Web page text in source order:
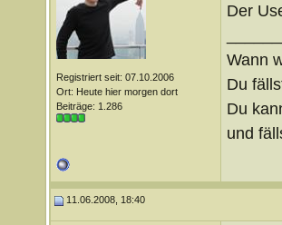
Registriert seit: 07.10.2006
Ort: Heute hier morgen dort
Beiträge: 1.286
Der
Wann
Du
Du
und
11.06.2008, 18:40